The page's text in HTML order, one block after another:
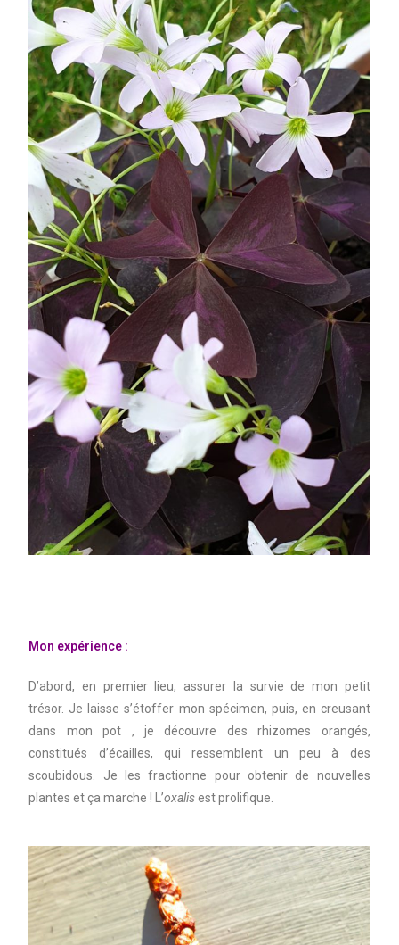
Mon expérience :
D’abord, en premier lieu, assurer la survie de mon petit
trésor. Je laisse s’étoffer mon spécimen, puis, en creusant
dans mon pot , je découvre des rhizomes orangés,
constitués d’écailles, qui ressemblent un peu à des
scoubidous. Je les fractionne pour obtenir de nouvelles
plantes et ça marche ! L’oxalisest prolifique.